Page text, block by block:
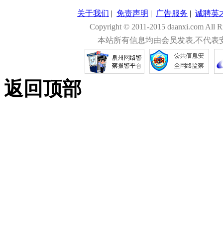
关于我们 | 免责声明 | 广告服务 | 诚聘英
Copyright © 2011-2015 daanxi.com All
本站所有信息均由会员发表,不代
返回顶部